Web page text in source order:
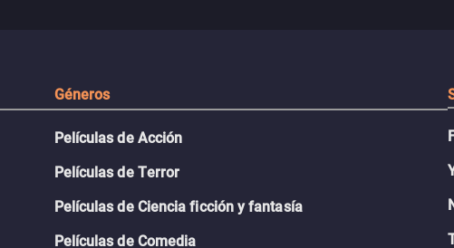
Géneros
Películas de Acción
Películas de Terror
Películas de Ciencia ficción y fantasía
Películas de Comedia